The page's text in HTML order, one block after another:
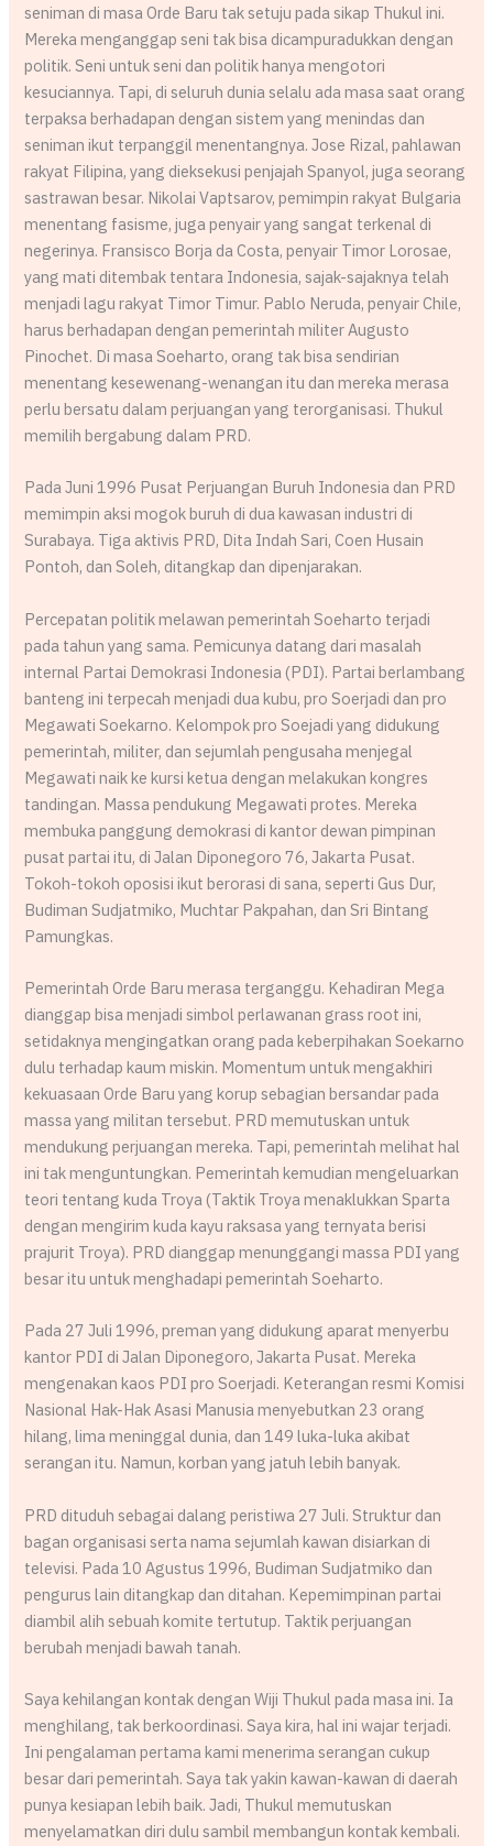
seniman di masa Orde Baru tak setuju pada sikap Thukul ini.
Mereka menganggap seni tak bisa dicampuradukkan dengan
politik. Seni untuk seni dan politik hanya mengotori
kesuciannya. Tapi, di seluruh dunia selalu ada masa saat orang
terpaksa berhadapan dengan sistem yang menindas dan
seniman ikut terpanggil menentangnya. Jose Rizal, pahlawan
rakyat Filipina, yang dieksekusi penjajah Spanyol, juga seorang
sastrawan besar. Nikolai Vaptsarov, pemimpin rakyat Bulgaria
menentang fasisme, juga penyair yang sangat terkenal di
negerinya. Fransisco Borja da Costa, penyair Timor Lorosae,
yang mati ditembak tentara Indonesia, sajak-sajaknya telah
menjadi lagu rakyat Timor Timur. Pablo Neruda, penyair Chile,
harus berhadapan dengan pemerintah militer Augusto
Pinochet. Di masa Soeharto, orang tak bisa sendirian
menentang kesewenang-wenangan itu dan mereka merasa
perlu bersatu dalam perjuangan yang terorganisasi. Thukul
memilih bergabung dalam PRD.
Pada Juni 1996 Pusat Perjuangan Buruh Indonesia dan PRD
memimpin aksi mogok buruh di dua kawasan industri di
Surabaya. Tiga aktivis PRD, Dita Indah Sari, Coen Husain
Pontoh, dan Soleh, ditangkap dan dipenjarakan.
Percepatan politik melawan pemerintah Soeharto terjadi
pada tahun yang sama. Pemicunya datang dari masalah
internal Partai Demokrasi Indonesia (PDI). Partai berlambang
banteng ini terpecah menjadi dua kubu, pro Soerjadi dan pro
Megawati Soekarno. Kelompok pro Soejadi yang didukung
pemerintah, militer, dan sejumlah pengusaha menjegal
Megawati naik ke kursi ketua dengan melakukan kongres
tandingan. Massa pendukung Megawati protes. Mereka
membuka panggung demokrasi di kantor dewan pimpinan
pusat partai itu, di Jalan Diponegoro 76, Jakarta Pusat.
Tokoh-tokoh oposisi ikut berorasi di sana, seperti Gus Dur,
Budiman Sudjatmiko, Muchtar Pakpahan, dan Sri Bintang
Pamungkas.
Pemerintah Orde Baru merasa terganggu. Kehadiran Mega
dianggap bisa menjadi simbol perlawanan grass root ini,
setidaknya mengingatkan orang pada keberpihakan Soekarno
dulu terhadap kaum miskin. Momentum untuk mengakhiri
kekuasaan Orde Baru yang korup sebagian bersandar pada
massa yang militan tersebut. PRD memutuskan untuk
mendukung perjuangan mereka. Tapi, pemerintah melihat hal
ini tak menguntungkan. Pemerintah kemudian mengeluarkan
teori tentang kuda Troya (Taktik Troya menaklukkan Sparta
dengan mengirim kuda kayu raksasa yang ternyata berisi
prajurit Troya). PRD dianggap menunggangi massa PDI yang
besar itu untuk menghadapi pemerintah Soeharto.
Pada 27 Juli 1996, preman yang didukung aparat menyerbu
kantor PDI di Jalan Diponegoro, Jakarta Pusat. Mereka
mengenakan kaos PDI pro Soerjadi. Keterangan resmi Komisi
Nasional Hak-Hak Asasi Manusia menyebutkan 23 orang
hilang, lima meninggal dunia, dan 149 luka-luka akibat
serangan itu. Namun, korban yang jatuh lebih banyak.
PRD dituduh sebagai dalang peristiwa 27 Juli. Struktur dan
bagan organisasi serta nama sejumlah kawan disiarkan di
televisi. Pada 10 Agustus 1996, Budiman Sudjatmiko dan
pengurus lain ditangkap dan ditahan. Kepemimpinan partai
diambil alih sebuah komite tertutup. Taktik perjuangan
berubah menjadi bawah tanah.
Saya kehilangan kontak dengan Wiji Thukul pada masa ini. Ia
menghilang, tak berkoordinasi. Saya kira, hal ini wajar terjadi.
Ini pengalaman pertama kami menerima serangan cukup
besar dari pemerintah. Saya tak yakin kawan-kawan di daerah
punya kesiapan lebih baik. Jadi, Thukul memutuskan
menyelamatkan diri dulu sambil membangun kontak kembali.